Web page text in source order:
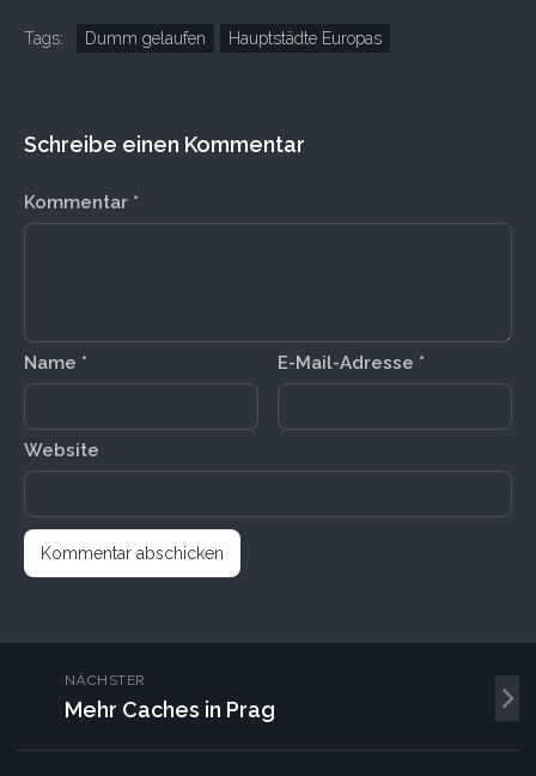
Tags: Dumm gelaufen Hauptstädte Europas
Schreibe einen Kommentar
Kommentar *
Name * E-Mail-Adresse *
Website
NÄCHSTER
Mehr Caches in Prag